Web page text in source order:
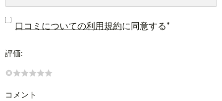
口コミについての利用規約に同意する*
評価:
コメント